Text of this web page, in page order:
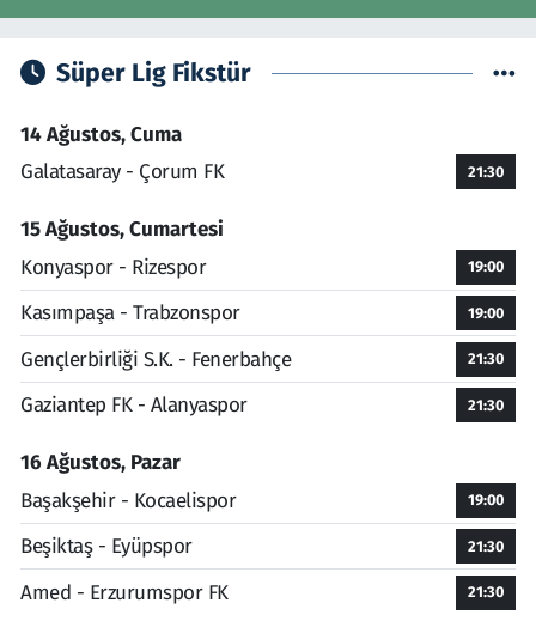
Süper Lig Fikstür
14 Ağustos, Cuma
Galatasaray - Çorum FK
21:30
15 Ağustos, Cumartesi
Konyaspor - Rizespor
19:00
Kasımpaşa - Trabzonspor 19:00
Gençlerbirliği S.K. - Fenerbahçe 21:30
Gaziantep FK - Alanyaspor 21:30
16 Ağustos, Pazar
Başakşehir - Kocaelispor
19:00
Beşiktaş - Eyüpspor 21:30
Amed - Erzurumspor FK 21:30